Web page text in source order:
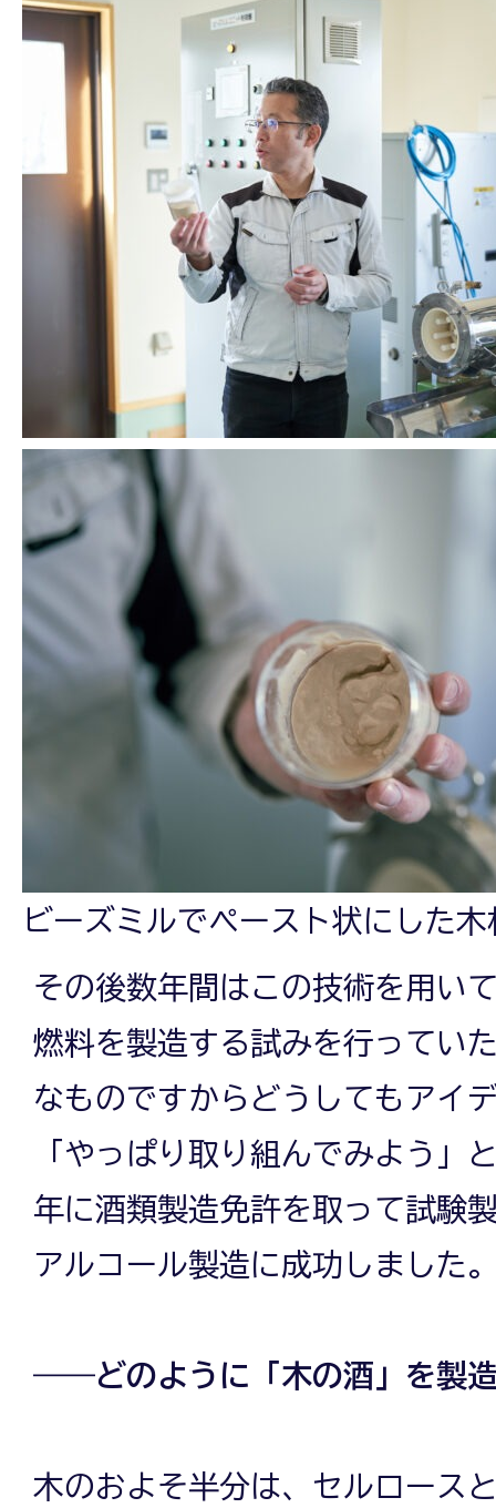
ビーズミルでペースト状にした木
その後数年間はこの技術を用い
燃料を製造する試みを行ってい
なものですからどうしてもアイ
「やっぱり取り組んでみよう」
年に酒類製造免許を取って試験
アルコール製造に成功しました
――どのように「木の酒」を製
木のおよそ半分は、セルロース